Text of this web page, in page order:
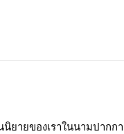
ยายของเราในนามปากกา